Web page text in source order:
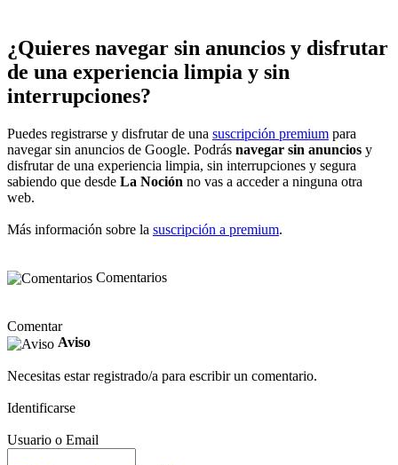
¿Quieres navegar sin anuncios y disfrutar
de una experiencia limpia y sin
interrupciones?
Puedes registrarse y disfrutar de una suscripción premium para
navegar sin anuncios de Google. Podrás navegar sin anuncios y
disfrutar de una experiencia limpia, sin interrupciones y segura
sabiendo que desde La Noción no vas a acceder a ninguna otra
web.
Más información sobre la suscripción a premium.
Comentarios
Comentar
Aviso
Necesitas estar registrado/a para escribir un comentario.
Identificarse
Usuario o Email